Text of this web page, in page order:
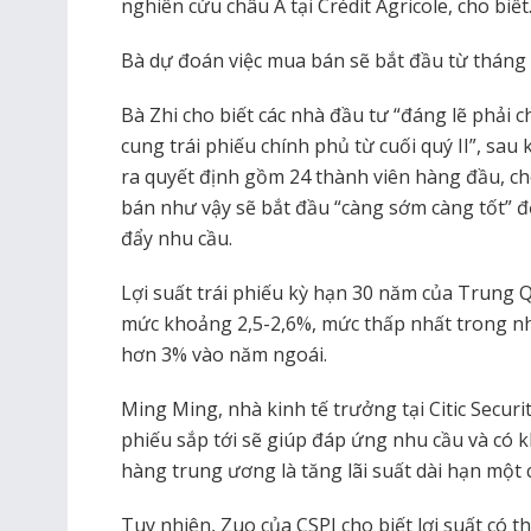
nghiên cứu châu Á tại Crédit Agricole, cho biết.
Bà dự đoán việc mua bán sẽ bắt đầu từ
Bà Zhi cho biết các nhà đầu tư “đáng lẽ phải
cung trái phiếu chính phủ từ cuối quý II”, sau
ra quyết định gồm 24 thành viên hàng đầu,
bán như vậy sẽ bắt đầu “càng sớm càng tốt”
đẩy nhu cầu.
Lợi suất trái phiếu kỳ hạn 30 năm của Trung
mức khoảng 2,5-2,6%, mức thấp nhất trong
hơn 3% vào năm ngoái.
Ming Ming, nhà kinh tế trưởng tại Citic
phiếu sắp tới sẽ giúp đáp ứng nhu cầu và có
hàng trung ương là tăng lãi suất dài hạn một
Tuy nhiên, Zuo của CSPI cho biết lợi suất có